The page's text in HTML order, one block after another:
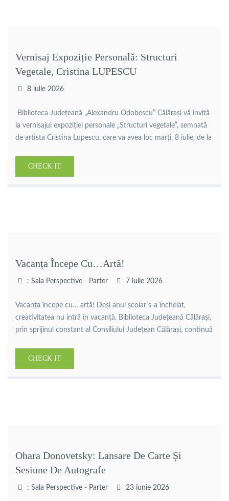
Vernisaj Expoziție Personală: Structuri
Vegetale, Cristina LUPESCU
8 iulie 2026
Biblioteca Județeană „Alexandru Odobescu” Călărași vă invită
la vernisajul expoziției personale „Structuri vegetale”, semnată
de artista Cristina Lupescu, care va avea loc marți, 8 iulie, de la
București și membră stagiară a Filialei de Pictură București a
CHECK IT
Vacanța Începe Cu…artă!
: Sala Perspective - Parter 7 iulie 2026
Vacanța începe cu… artă! Deși anul școlar s-a încheiat,
creativitatea nu intră în vacanță. Biblioteca Județeană Călărași,
prin sprijinul constant al Consiliului Județean Călărași, continuă
talentului tinerilor din comunitatea noastră. Vă invităm cu drag
CHECK IT
Ohara Donovetsky: Lansare De Carte Și
Sesiune De Autografe
: Sala Perspective - Parter 23 iunie 2026